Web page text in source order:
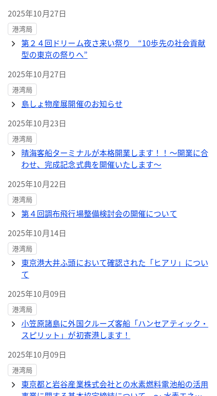
2025年10月27日
港湾局
第２４回ドリーム夜さ来い祭り “10歩先の社会貢献
型の東京の祭りへ”
2025年10月27日
港湾局
島しょ物産展開催のお知らせ
2025年10月23日
港湾局
晴海客船ターミナルが本格開業します！！～開業に合
わせ、完成記念式典を開催いたします～
2025年10月22日
港湾局
第４回調布飛行場整備検討会の開催について
2025年10月14日
港湾局
東京港大井ふ頭において確認された「ヒアリ」につい
て
2025年10月09日
港湾局
小笠原諸島に外国クルーズ客船「ハンセアティック・
スピリット」が初寄港します！
2025年10月09日
港湾局
東京都と岩谷産業株式会社との水素燃料電池船の活用